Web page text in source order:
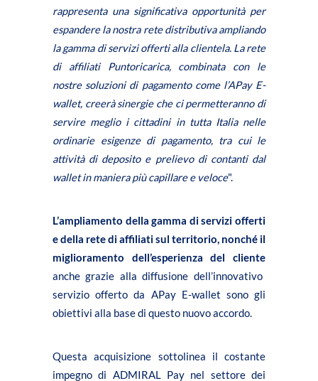
rappresenta una significativa opportunità per
espandere la nostra rete distributiva ampliando
la gamma di servizi offerti alla clientela. La rete
di affiliati Puntoricarica, combinata con le
nostre soluzioni di pagamento come l’APay E-
wallet, creerà sinergie che ci permetteranno di
servire meglio i cittadini in tutta Italia nelle
ordinarie esigenze di pagamento, tra cui le
attività di deposito e prelievo di contanti dal
wallet in maniera più capillare e veloce".
L’ampliamento della gamma di servizi offerti
e della rete di affiliati sul territorio, nonché il
miglioramento dell’esperienza del cliente
anche grazie alla diffusione dell’innovativo
servizio offerto da APay E-wallet sono gli
obiettivi alla base di questo nuovo accordo.
Questa acquisizione sottolinea il costante
impegno di ADMIRAL Pay nel settore dei